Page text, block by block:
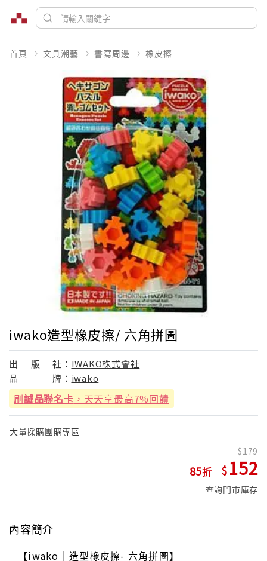
首頁 文具潮藝 書寫周邊 橡皮擦
iwako造型橡皮擦/ 六角拼圖
出 版 社： IWAKO株式會社
品
牌： iwako
刷誠品聯名卡 ，天天享最高7%回饋
大量採購團購專區
85
179
152
查詢門市庫存
內容簡介
【iwako｜造型橡皮擦- 六角拼圖】